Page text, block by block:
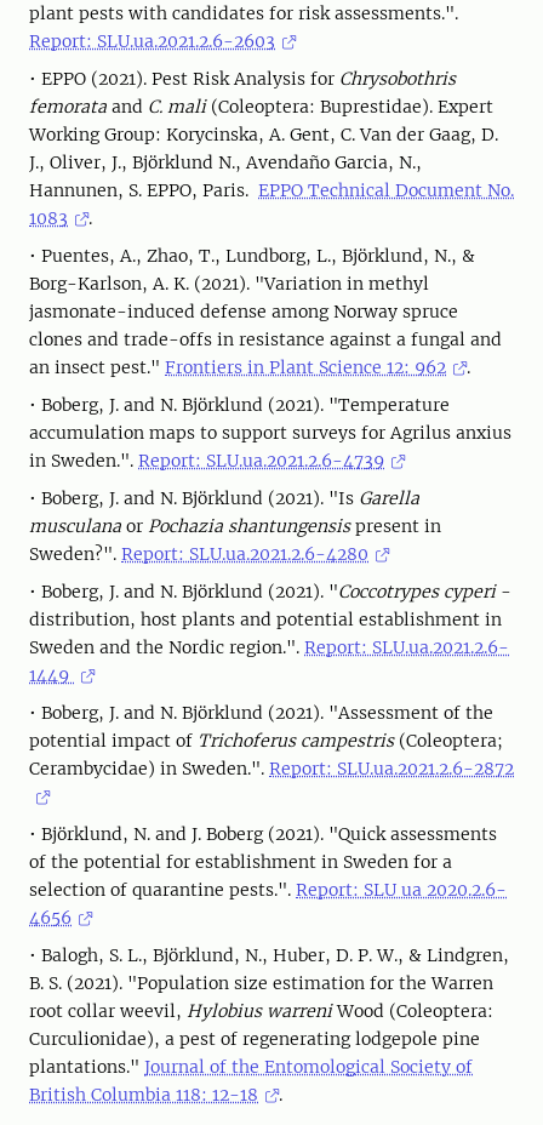
plant pests with candidates for risk assessments.".
Report: SLU.ua.2021.2.6-2603
• EPPO (2021). Pest Risk Analysis for Chrysobothris
femorata and C. mali(Coleoptera: Buprestidae). Expert
Working Group: Korycinska, A. Gent, C. Van der Gaag, D.
J., Oliver, J., Björklund N., Avendaño Garcia, N.,
Hannunen, S. EPPO, Paris. EPPO Technical Document No.
1083
.
• Puentes, A., Zhao, T., Lundborg, L., Björklund, N., &
Borg-Karlson, A. K. (2021). "Variation in methyl
jasmonate-induced defense among Norway spruce
clones and trade-offs in resistance against a fungal and
an insect pest." Frontiers in Plant Science 12: 962
.
• Boberg, J. and N. Björklund (2021). "Temperature
accumulation maps to support surveys for Agrilus anxius
in Sweden.". Report: SLU.ua.2021.2.6-4739
• Boberg, J. and N. Björklund (2021). "Is Garella
musculana or Pochazia shantungensispresent in
Sweden?". Report: SLU.ua.2021.2.6-4280
• Boberg, J. and N. Björklund (2021). "Coccotrypes cyperi -
distribution, host plants and potential establishment in
Sweden and the Nordic region.". Report: SLU.ua.2021.2.6-
1449
• Boberg, J. and N. Björklund (2021). "Assessment of the
potential impact of Trichoferus campestris(Coleoptera;
Cerambycidae) in Sweden.". Report: SLU.ua.2021.2.6-2872
• Björklund, N. and J. Boberg (2021). "Quick assessments
of the potential for establishment in Sweden for a
selection of quarantine pests.". Report: SLU ua 2020.2.6-
4656
• Balogh, S. L., Björklund, N., Huber, D. P. W., & Lindgren,
B. S. (2021). "Population size estimation for the Warren
root collar weevil, Hylobius warreniWood (Coleoptera:
Curculionidae), a pest of regenerating lodgepole pine
plantations." Journal of the Entomological Society of
British Columbia 118: 12-18
.